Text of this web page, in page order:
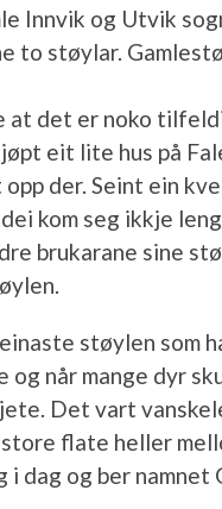
Innvik og Utvik
to støylar.
at det er noko
eit lite hus på
der. Seint ein
kom seg ikkje
brukarane sine
støylen som
og når mange dyr
Det vart
flate heller
dag og ber namnet